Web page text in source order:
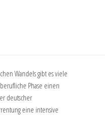
Wandels gibt es viele
Phase einen
deutscher
eine intensive